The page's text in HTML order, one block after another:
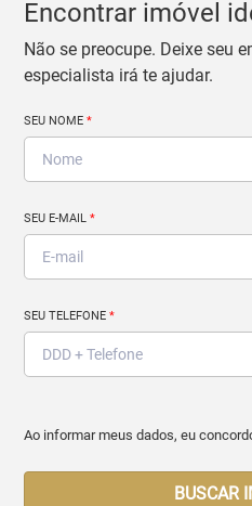
Encontrar imóvel
Não se preocupe. Deixe seu
especialista irá te ajudar.
SEU NOME*
SEU E-MAIL*
SEU TELEFONE*
Ao informar meus dados, eu
BUSCAR